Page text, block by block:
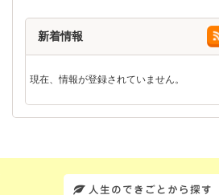
新着情報
現在、情報が登録されていません。